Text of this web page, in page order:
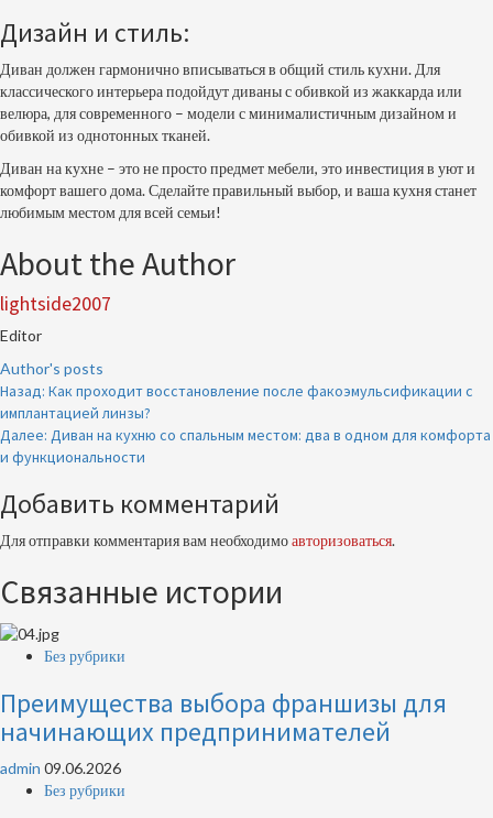
Дизайн и стиль:
Диван должен гармонично вписываться в общий стиль кухни. Для
классического интерьера подойдут диваны с обивкой из жаккарда или
велюра, для современного – модели с минималистичным дизайном и
обивкой из однотонных тканей.
Диван на кухне – это не просто предмет мебели, это инвестиция в уют и
комфорт вашего дома. Сделайте правильный выбор, и ваша кухня станет
любимым местом для всей семьи!
About the Author
lightside2007
Editor
Author's posts
Продолжить
чтение
Назад: Как проходит восстановление после факоэмульсификации с
имплантацией линзы?
Далее: Диван на кухню со спальным местом: два в одном для комфорта
и функциональности
Добавить комментарий
Для отправки комментария вам необходимоавторизоваться.
Связанные истории
Без рубрики
Преимущества выбора франшизы для
начинающих предпринимателей
admin 09.06.2026
Без рубрики